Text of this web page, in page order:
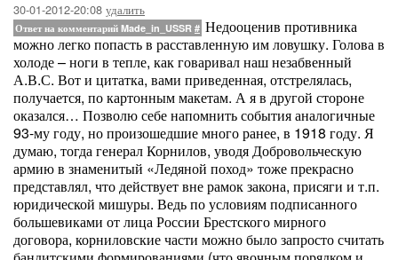
30-01-2012-20:08 удалить
Ответ на комментарий Made_in_USSR # Недооценив противника
можно легко попасть в расставленную им ловушку. Голова в
холоде – ноги в тепле, как говаривал наш незабвенный
А.В.С. Вот и цитатка, вами приведенная, отстрелялась,
получается, по картонным макетам. А я в другой стороне
оказался… Позволю себе напомнить события аналогичные
93-му году, но произошедшие много ранее, в 1918 году. Я
думаю, тогда генерал Корнилов, уводя Добровольческую
армию в знаменитый «Ледяной поход» тоже прекрасно
представлял, что действует вне рамок закона, присяги и т.п.
юридической мишуры. Ведь по условиям подписанного
большевиками от лица России Брестского мирного
договора, корниловские части можно было запросто считать